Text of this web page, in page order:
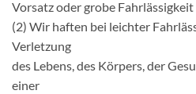
Vorsatz oder grobe
(2) Wir haften bei leichter
Verletzung
des Lebens, des Körpers, der
einer